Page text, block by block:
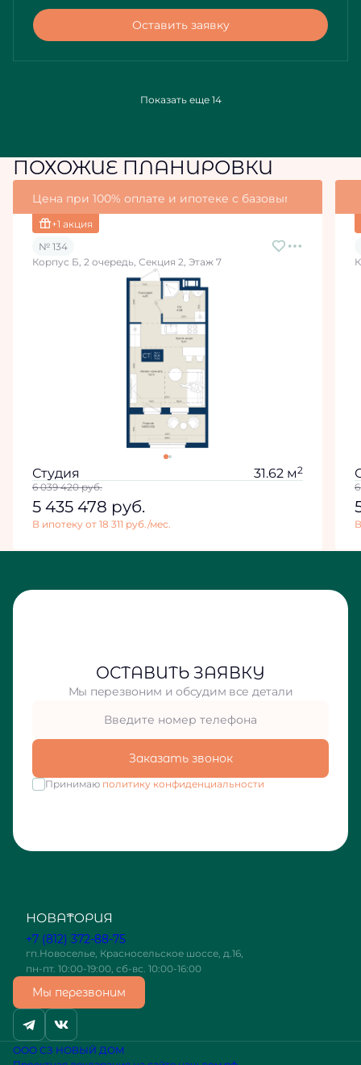
Оставить заявку
Показать еще 14
ПОХОЖИЕ ПЛАНИРОВКИ
Цена при 100% оплате и ипотеке с базовыми
+1 акция
№ 134
Корпус Б, 2 очередь, Секция 2, Этаж 7
Студия 31.62 м2
6 039 420руб.
5 435 478 руб.
В ипотеку от 18 311 руб./мес.
ОСТАВИТЬ ЗАЯВКУ
Мы перезвоним и обсудим все детали
Заказать звонок
Принимаю политику конфиденциальности
+7 (812) 372-88-75
гп.Новоселье, Красносельское шоссе, д.16,
пн-пт. 10:00-19:00, сб-вс. 10:00-16:00
Мы перезвоним
ООО СЗ НОВЫЙ ДОМ